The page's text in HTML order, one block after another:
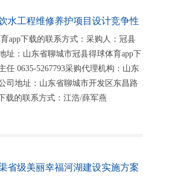
水工程维修养护项目设计竞争性
app下载的联系方式：采购人：冠县
址：山东省聊城市冠县得球体育app下
任 0635-5267793采购代理机构：山东
司地址：山东省聊城市开发区东昌路
载的联系方式：江浩/薛军燕
省级美丽幸福河湖建设实施方案